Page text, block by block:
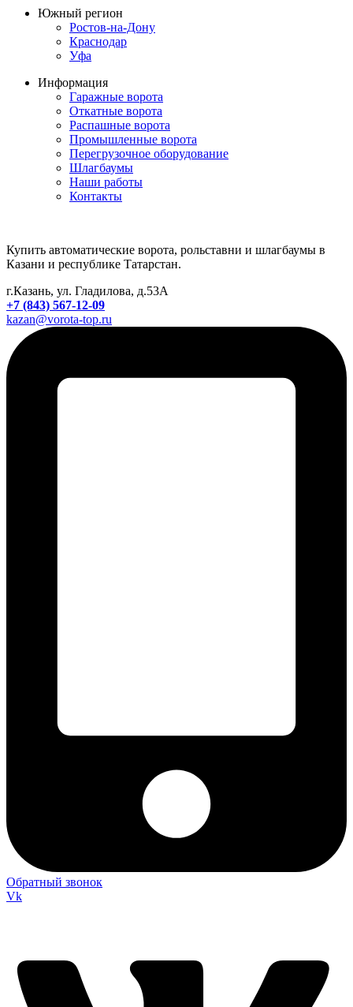
Южный регион
Ростов-на-Дону
Краснодар
Уфа
Информация
Гаражные ворота
Откатные ворота
Распашные ворота
Промышленные ворота
Перегрузочное оборудование
Шлагбаумы
Наши работы
Контакты
Купить автоматические ворота, рольставни и шлагбаумы в
Казани и республике Татарстан.
г.Казань, ул. Гладилова, д.53А
+7 (843) 567-12-09
kazan@vorota-top.ru
Обратный звонок
Vk